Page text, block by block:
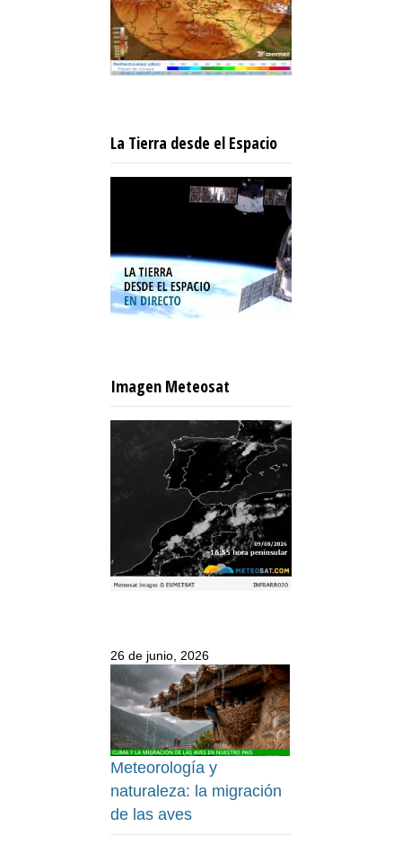
La Tierra desde el Espacio
Imagen Meteosat
26 de junio, 2026
Meteorología y
naturaleza: la migración
de las aves